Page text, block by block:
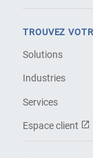
TROUVEZ
Solutions
Industries
Services
Espace client